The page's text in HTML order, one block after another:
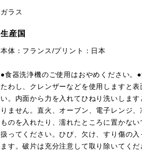
ガラス
生産国
本体：フランス/プリント：日本
●食器洗浄機のご使用はおやめください。
たわし、クレンザーなどを使用しますと
い。内面から力を入れてひねり洗いしま
りません。直火、オーブン、電子レンジ
ものを入れたり、濡れたところに置かな
扱ってください。ひび、欠け、すり傷の
ます。破片は充分注意して取り除いてく